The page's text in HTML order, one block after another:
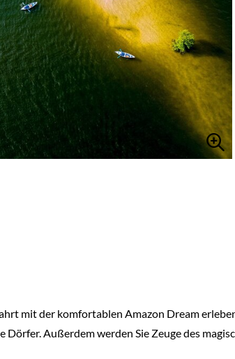
mit der komfortablen Amazon Dream
Dörfer. Außerdem werden Sie Zeuge des